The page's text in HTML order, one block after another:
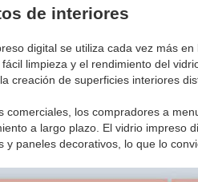
de interiores
digital se utiliza cada vez más
limpieza y el rendimiento del
creación de superficies interiores
comerciales, los compradores a
a largo plazo. El vidrio impreso
y paneles decorativos, lo que lo